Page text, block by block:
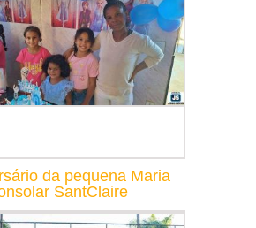
da pequena Maria
SantClaire